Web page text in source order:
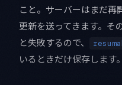
こと。サーバーはまだ再
更新を送ってきます。そ
と失敗するので、
いるときだけ保存します。